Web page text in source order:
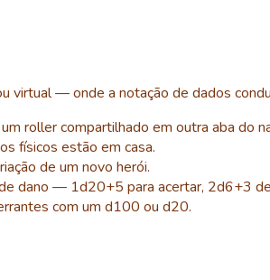
virtual — onde a notação de dados
roller compartilhado em outra aba do
físicos estão em casa.
de um novo herói.
dano — 1d20+5 para acertar, 2d6+3
com um d100 ou d20.